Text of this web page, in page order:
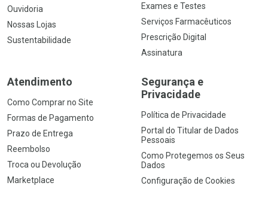
Ouvidoria
Nossas Lojas
Sustentabilidade
Exames e Testes
Serviços Farmacêuticos
Prescrição Digital
Assinatura
Atendimento
Como Comprar no Site
Formas de Pagamento
Prazo de Entrega
Reembolso
Troca ou Devolução
Marketplace
Segurança e
Privacidade
Política de Privacidade
Portal do Titular de Dados
Pessoais
Como Protegemos os Seus
Dados
Configuração de Cookies